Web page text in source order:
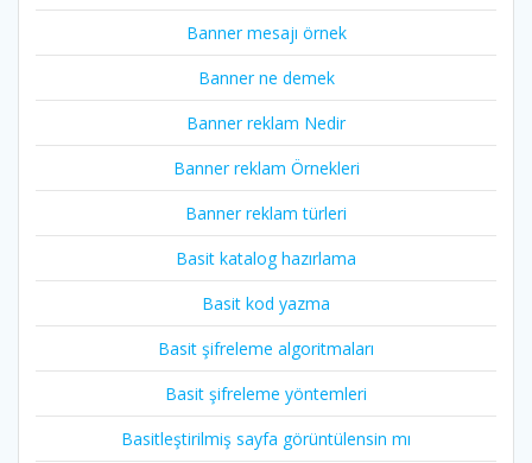
Banner mesajı örnek
Banner ne demek
Banner reklam Nedir
Banner reklam Örnekleri
Banner reklam türleri
Basit katalog hazırlama
Basit kod yazma
Basit şifreleme algoritmaları
Basit şifreleme yöntemleri
Basitleştirilmiş sayfa görüntülensin mı